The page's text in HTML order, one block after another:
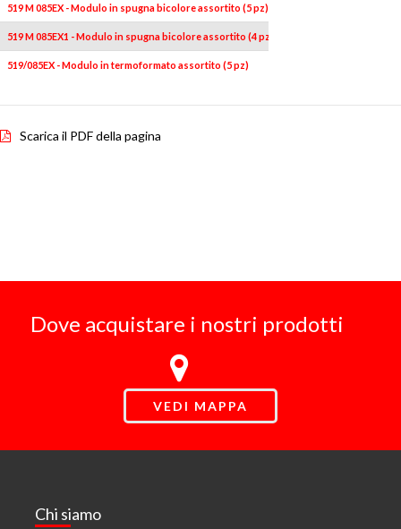
519 M 085EX - Modulo in spugna bicolore assortito (5 pz)
519 M 085EX1 - Modulo in spugna bicolore assortito (4 pz)
519/085EX - Modulo in termoformato assortito (5 pz)
Scarica il PDF della pagina
Dove acquistare i nostri prodotti
VEDI MAPPA
Chi siamo